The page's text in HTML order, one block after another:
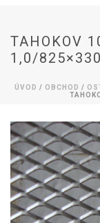
TAHOKOV
1,0/
ÚVOD / OBCHOD /